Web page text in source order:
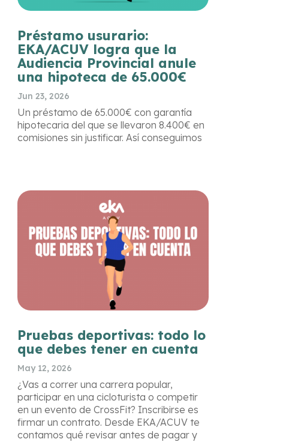
Préstamo usurario:
EKA/ACUV logra que la
Audiencia Provincial anule
una hipoteca de 65.000€
Jun 23, 2026
Un préstamo de 65.000€ con garantía
hipotecaria del que se llevaron 8.400€ en
comisiones sin justificar. Así conseguimos
vivienda.
Pruebas deportivas: todo lo
que debes tener en cuenta
May 12, 2026
¿Vas a correr una carrera popular,
participar en una cicloturista o competir
en un evento de CrossFit? Inscribirse es
firmar un contrato. Desde EKA/ACUV te
contamos qué revisar antes de pagar y